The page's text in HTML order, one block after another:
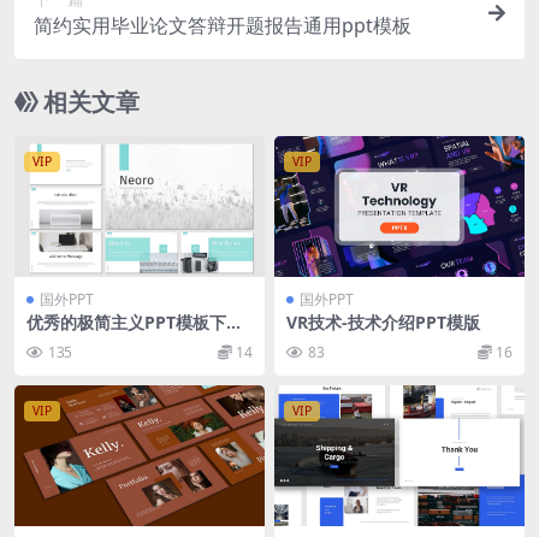
简约实用毕业论文答辩开题报告通用ppt模板
相关文章
VIP
国外PPT
优秀的极简主义PPT模板下载
[PPTX]
135 14
VIP
国外PPT
VR技术-技术介绍PPT模版
83 16
VIP VIP